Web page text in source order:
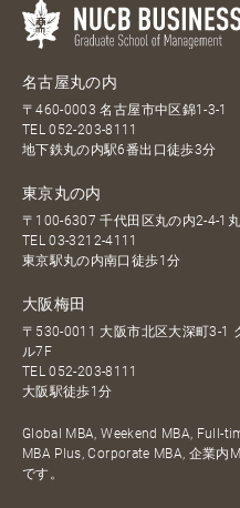
名古屋丸の内
〒460-0003 名古屋市中区錦1-3-1
TEL052-203-8111
地下鉄丸の内駅6番出口徒歩3分
東京丸の内
〒100-6307 千代田区丸の内2-4-1
TEL03-3212-4111
東京駅丸の内南口徒歩1分
大阪梅田
〒530-0011 大阪市北区大深町3-1
ル7F
TEL052-203-8111
大阪駅徒歩1分
Global MBA, Weekend MBA, Full-
MBA Plus, Corporate MBA, 企業内
です。